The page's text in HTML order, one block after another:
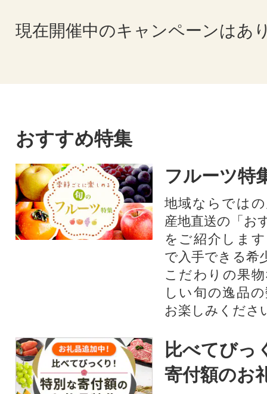
現在開催中のキャンペーンはあ
おすすめ特集
フルーツ特
地域ならでは
産地直送の「お
をご紹介しま
で入手できる希
こだわりの果
しい旬の逸品
お楽しみくださ
比べてびっ
寄付額のお